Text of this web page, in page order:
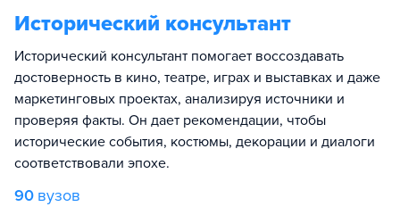
Исторический консультант
Исторический консультант помогает воссоздавать
достоверность в кино, театре, играх и выставках и даже
маркетинговых проектах, анализируя источники и
проверяя факты. Он дает рекомендации, чтобы
исторические события, костюмы, декорации и диалоги
соответствовали эпохе.
90 вузов